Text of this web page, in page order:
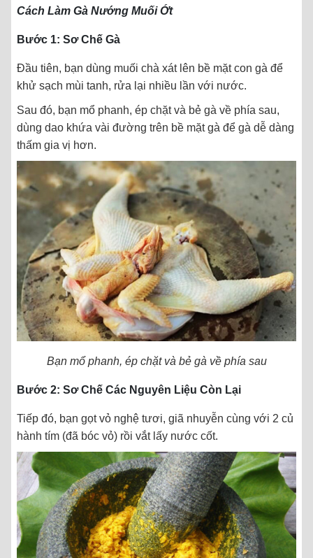
Cách Làm Gà Nướng Muối Ớt
Bước 1: Sơ Chế Gà
Đầu tiên, bạn dùng muối chà xát lên bề mặt con gà để
khử sạch mùi tanh, rửa lại nhiều lần với nước.
Sau đó, bạn mổ phanh, ép chặt và bẻ gà về phía sau,
dùng dao khứa vài đường trên bề mặt gà để gà dễ dàng
thấm gia vị hơn.
Bạn mổ phanh, ép chặt và bẻ gà về phía sau
Bước 2: Sơ Chế Các Nguyên Liệu Còn Lại
Tiếp đó, bạn gọt vỏ nghệ tươi, giã nhuyễn cùng với 2 củ
hành tím (đã bóc vỏ) rồi vắt lấy nước cốt.